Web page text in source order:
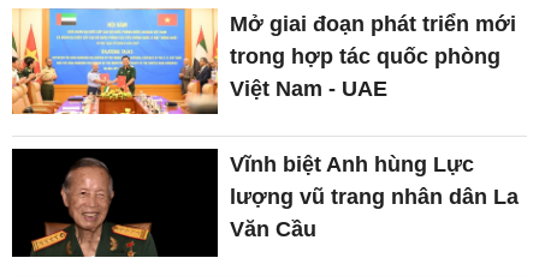
Mở giai đoạn phát triển mới
trong hợp tác quốc phòng
Việt Nam - UAE
Vĩnh biệt Anh hùng Lực
lượng vũ trang nhân dân La
Văn Cầu